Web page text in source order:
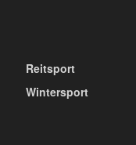
Reitsport
Wintersport